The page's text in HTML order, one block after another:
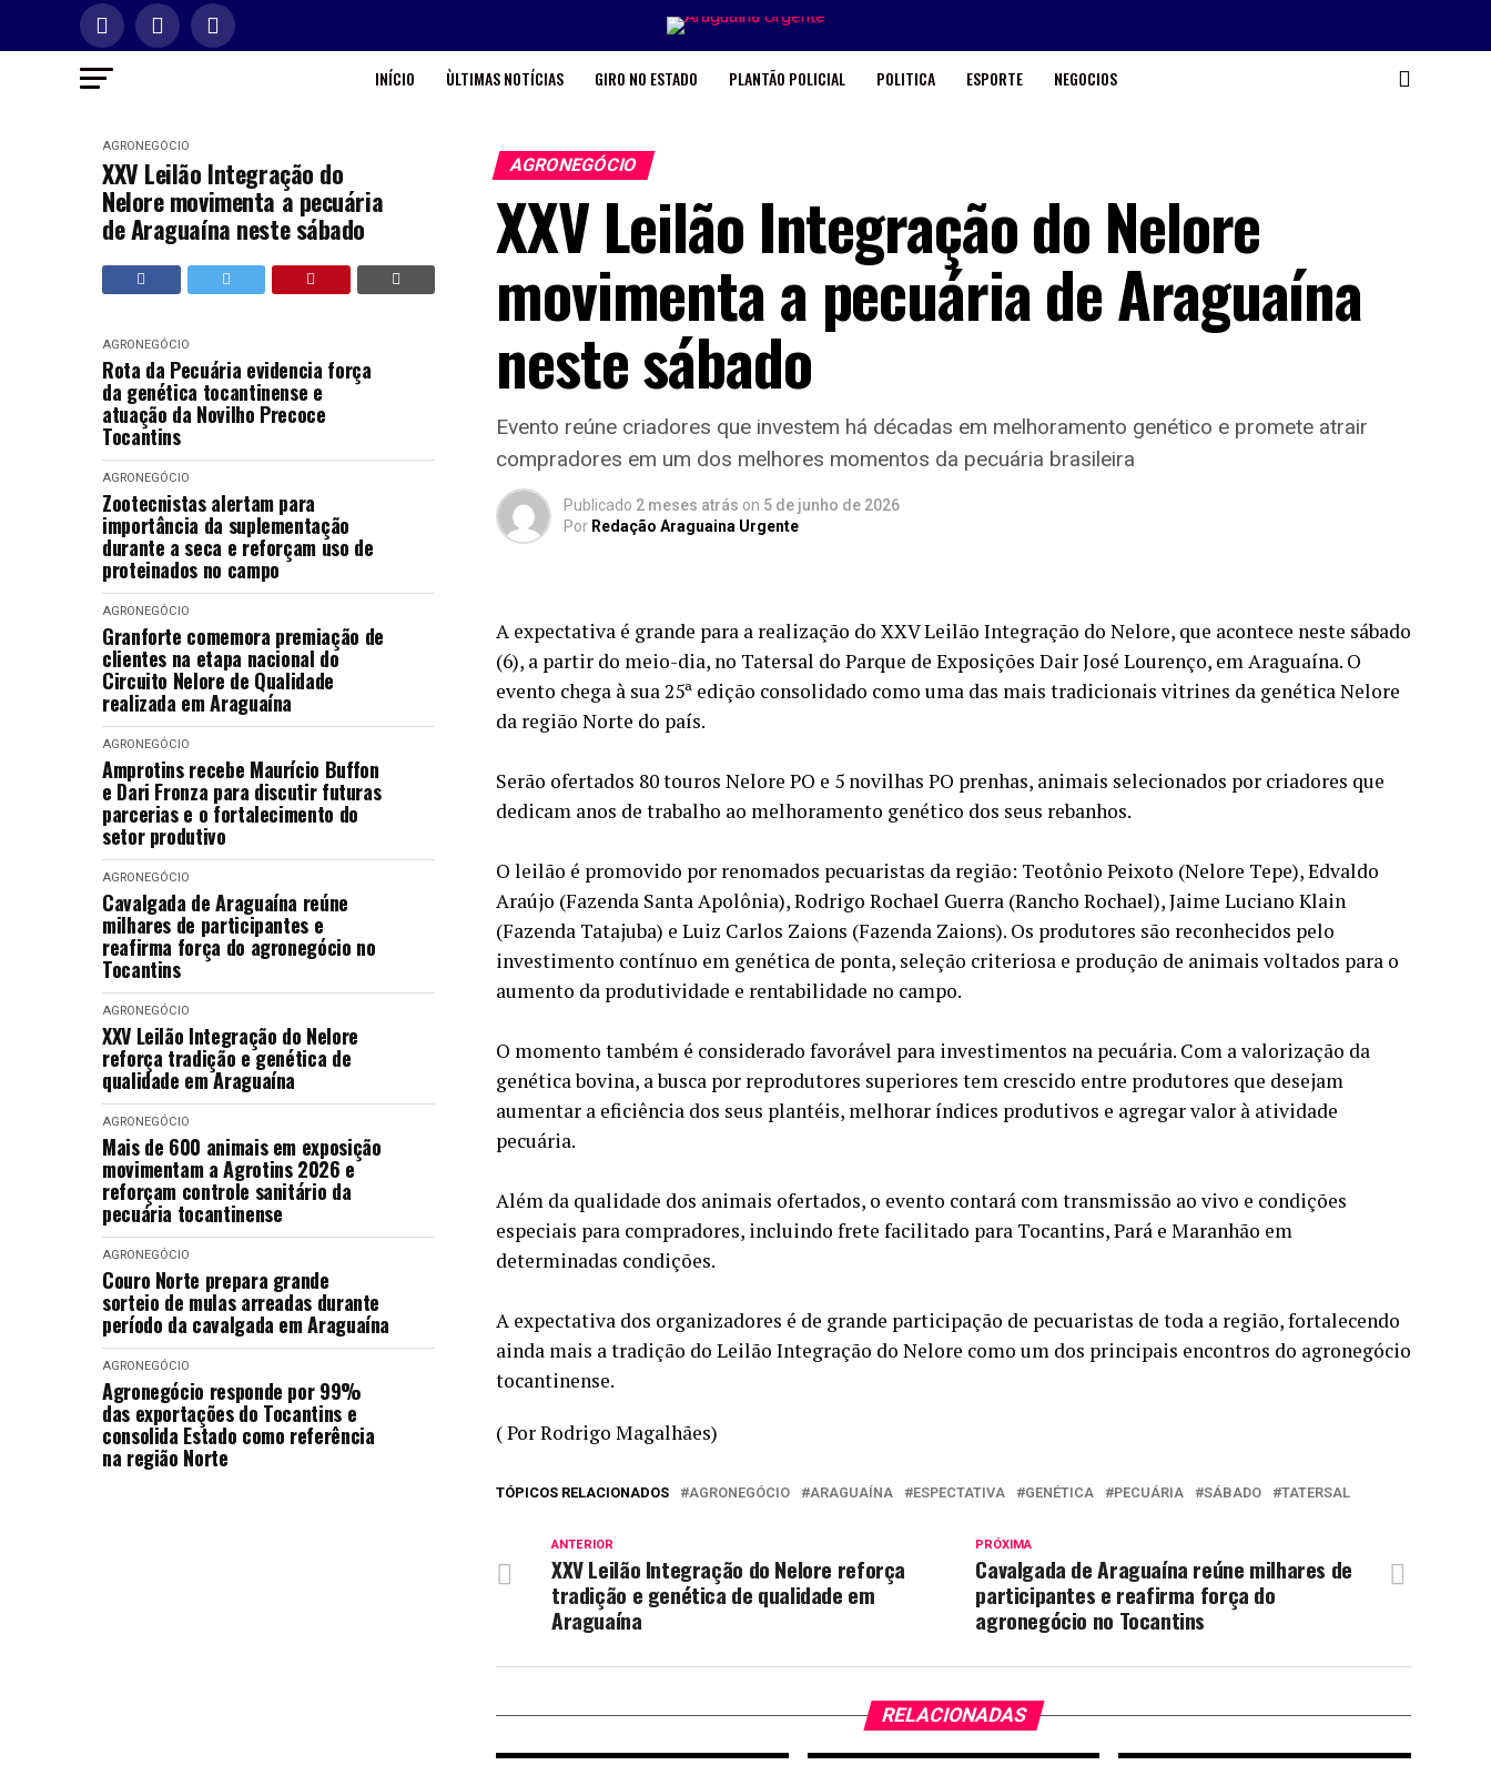
INÍCIO ÙLTIMAS NOTÍCIAS GIRO NO ESTADO PLANTÃO POLICIAL POLITICA ESPORTE NEGOCIOS
AGRONEGÓCIO
XXV Leilão Integração do
Nelore movimenta a pecuária
de Araguaína neste sábado
AGRONEGÓCIO
Rota da Pecuária evidencia força
da genética tocantinense e
atuação da Novilho Precoce
Tocantins
AGRONEGÓCIO
Zootecnistas alertam para
importância da suplementação
durante a seca e reforçam uso de
proteinados no campo
AGRONEGÓCIO
Granforte comemora premiação de
clientes na etapa nacional do
Circuito Nelore de Qualidade
realizada em Araguaína
AGRONEGÓCIO
Amprotins recebe Maurício Buffon
e Dari Fronza para discutir futuras
parcerias e o fortalecimento do
setor produtivo
AGRONEGÓCIO
Cavalgada de Araguaína reúne
milhares de participantes e
reafirma força do agronegócio no
Tocantins
AGRONEGÓCIO
XXV Leilão Integração do Nelore
reforça tradição e genética de
qualidade em Araguaína
AGRONEGÓCIO
Mais de 600 animais em exposição
movimentam a Agrotins 2026 e
reforçam controle sanitário da
pecuária tocantinense
AGRONEGÓCIO
Couro Norte prepara grande
sorteio de mulas arreadas durante
período da cavalgada em Araguaína
AGRONEGÓCIO
Agronegócio responde por 99%
das exportações do Tocantins e
consolida Estado como referência
na região Norte
AGRONEGÓCIO
XXV Leilão Integração do Nelore
movimenta a pecuária de Araguaína
neste sábado
Evento reúne criadores que investem há décadas em melhoramento genético e promete atrair
compradores em um dos melhores momentos da pecuária brasileira
Publicado 2 meses atrás on 5 de junho de 2026
Por Redação Araguaina Urgente
A expectativa é grande para a realização do XXV Leilão Integração do Nelore, que acontece neste sábado
(6), a partir do meio-dia, no Tatersal do Parque de Exposições Dair José Lourenço, em Araguaína. O
evento chega à sua 25ª edição consolidado como uma das mais tradicionais vitrines da genética Nelore
da região Norte do país.
Serão ofertados 80 touros Nelore PO e 5 novilhas PO prenhas, animais selecionados por criadores que
dedicam anos de trabalho ao melhoramento genético dos seus rebanhos.
O leilão é promovido por renomados pecuaristas da região: Teotônio Peixoto (Nelore Tepe), Edvaldo
Araújo (Fazenda Santa Apolônia), Rodrigo Rochael Guerra (Rancho Rochael), Jaime Luciano Klain
(Fazenda Tatajuba) e Luiz Carlos Zaions (Fazenda Zaions). Os produtores são reconhecidos pelo
investimento contínuo em genética de ponta, seleção criteriosa e produção de animais voltados para o
aumento da produtividade e rentabilidade no campo.
O momento também é considerado favorável para investimentos na pecuária. Com a valorização da
genética bovina, a busca por reprodutores superiores tem crescido entre produtores que desejam
aumentar a eficiência dos seus plantéis, melhorar índices produtivos e agregar valor à atividade
pecuária.
Além da qualidade dos animais ofertados, o evento contará com transmissão ao vivo e condições
especiais para compradores, incluindo frete facilitado para Tocantins, Pará e Maranhão em
determinadas condições.
A expectativa dos organizadores é de grande participação de pecuaristas de toda a região, fortalecendo
ainda mais a tradição do Leilão Integração do Nelore como um dos principais encontros do agronegócio
tocantinense.
( Por Rodrigo Magalhães)
TÓPICOS RELACIONADOS AGRONEGÓCIO ARAGUAÍNA ESPECTATIVA GENÉTICA PECUÁRIA SÁBADO TATERSAL
PRÓXIMA
Cavalgada de Araguaína reúne milhares de
participantes e reafirma força do
agronegócio no Tocantins
ANTERIOR
XXV Leilão Integração do Nelore reforça
tradição e genética de qualidade em
Araguaína
RELACIONADAS